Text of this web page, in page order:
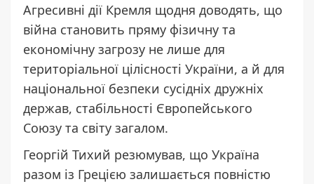
Агресивні дії Кремля щодня доводять, що
війна становить пряму фізичну та
економічну загрозу не лише для
територіальної цілісності України, а й для
національної безпеки сусідніх дружніх
держав, стабільності Європейського
Союзу та світу загалом.
Георгій Тихий резюмував, що Україна
разом із Грецією залишається повністю